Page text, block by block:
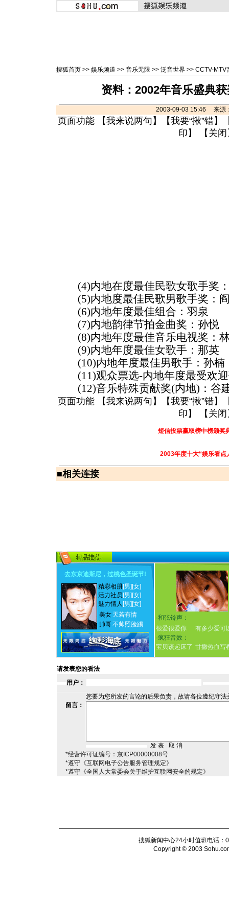
搜狐首页 >> 娱乐频道 >> 音乐无限 >> 泛音世界 >> CCTV-MTV
资料：2002年音乐盛典
2003-09-03 15:46 来源
页面功能 【我来说两句 】【我要“揪”错】
印 】 【 关闭
(4)内地在度最佳民歌女歌手奖
(5)内地度最佳民歌男歌手奖：
(6)内地年度最佳组合：羽泉
(7)内地韵律节拍金曲奖：孙悦
(8)内地年度最佳音乐电视奖：
(9)内地年度最佳女歌手：那英
(10)内地年度最佳男歌手：孙楠
(11)观众票选-内地年度最受欢迎
(12)音乐特殊贡献奖(内地)：谷
页面功能 【我来说两句 】【我要“揪”错】
印 】 【 关闭
短信投票赢取榜中榜颁奖
2003年度十大“娱乐看点
■相关连接
去东京迪斯尼，过桃色圣诞节!
精彩相册[男] [女]
活力社员 [男] [女]
魅力情人 [男] [女]
美女 天若有情
帅哥不帅照脸踢
·和弦铃声：
很爱很爱你
有多少爱可
·疯狂音效：
宝贝该起床了 甘撒热血写
请发表您的看法
用户：
您要为您所发的言论的后果负责，故请各位遵纪守
留言：
*经营许可证编号：京ICP00000008号
*遵守《互联网电子公告服务管理规定》
*遵守《全国人大常委会关于维护互联网安全的规定》
搜狐新闻中心24小时值班电话
Copyright © 2003